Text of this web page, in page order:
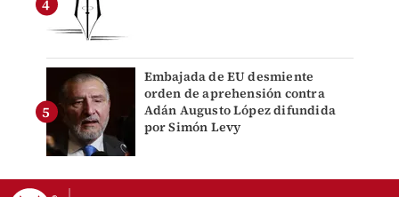
Embajada de EU desmiente
orden de aprehensión contra
Adán Augusto López difundida
por Simón Levy